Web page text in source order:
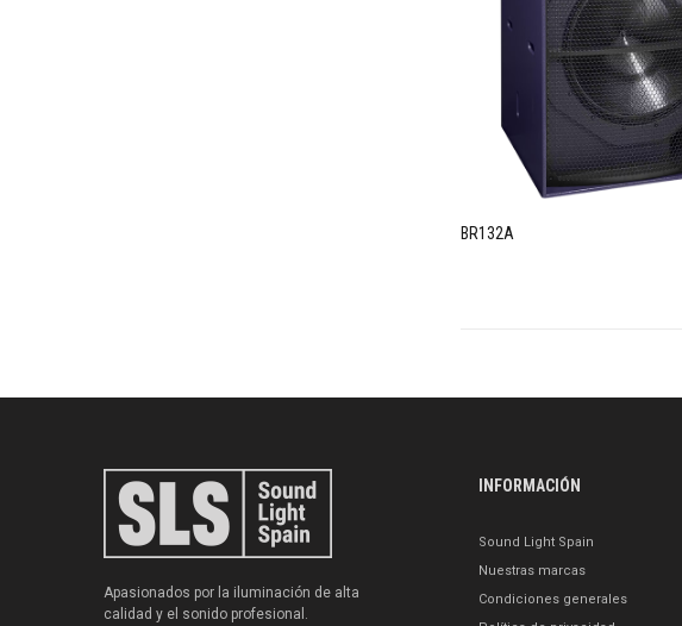
BR132A
Apasionados por la iluminación de alta
calidad y el sonido profesional.
INFORMACIÓN
Sound Light Spain
Nuestras marcas
Condiciones generales